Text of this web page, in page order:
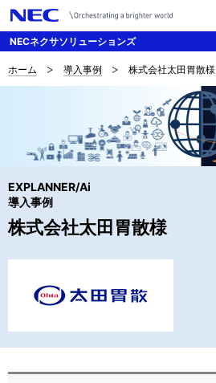
NECネクサソリューションズ
ナ
シ
ョ
ン
サ
の
現
ホーム 導入事例 株式会社太田胃散様
EXPLANNER/Ai
導入事例
株式会社太田胃散様